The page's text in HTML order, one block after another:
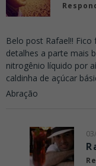
Belo post Rafael!!
detalhes a parte mais
nitrogênio líquido por
caldinha de açúcar
Abração